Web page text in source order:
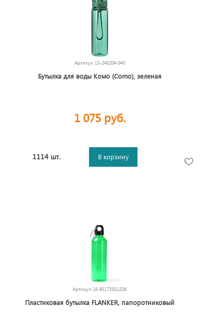
Артикул 13-240204.040
Бутылка для воды Комо (Como), зеленая
1 075 руб.
1114 шт. В корзину
Артикул 18-BI1725S1226
Пластиковая бутылка FLANKER, папоротниковый